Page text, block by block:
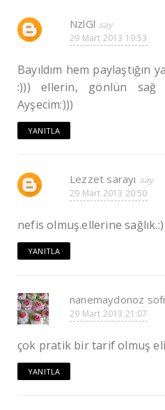
NzlGl
29 Mart 2013 19:53
Bayıldım hem paylaştığın
:))) ellerin, gönlün sağ
Ayşecim:)))
YANITLA
Lezzet sarayı
29 Mart 2013 20:50
nefis olmuş.ellerine sağlık.:)
YANITLA
nanemaydonoz
29 Mart 2013 21:07
çok pratik bir tarif olmuş
YANITLA